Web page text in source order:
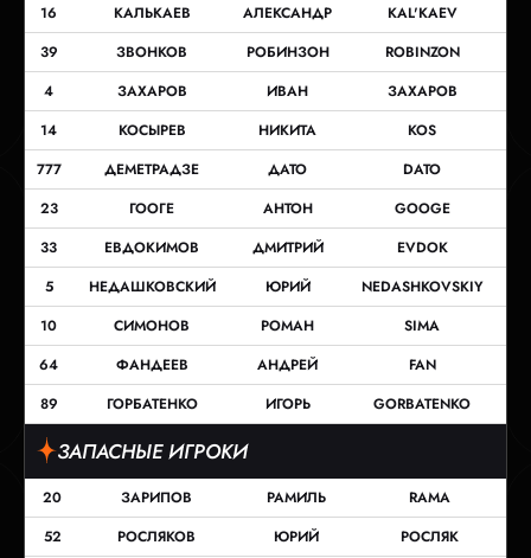
16
КАЛЬКАЕВ АЛЕКСАНДР
KAL'KAEV
39
ЗВОНКОВ РОБИНЗОН
ROBINZON
4
ЗАХАРОВ ИВАН
ЗАХАРОВ
14
КОСЫРЕВ НИКИТА
KOS
777
ДЕМЕТРАДЗЕ ДАТО
DATO
23
ГООГЕ АНТОН
GOOGE
33
ЕВДОКИМОВ ДМИТРИЙ
EVDOK
5
НЕДАШКОВСКИЙ ЮРИЙ
NEDASHKOVSKIY
10
СИМОНОВ РОМАН
SIMA
64
ФАНДЕЕВ АНДРЕЙ
FAN
89
ГОРБАТЕНКО ИГОРЬ GORBATENKO
ЗАПАСНЫЕ ИГРОКИ
20 ЗАРИПОВ РАМИЛЬ
RAMA
52
РОСЛЯКОВ ЮРИЙ
РОСЛЯК